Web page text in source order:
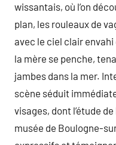
wissantais, où l’on
plan, les rouleaux de
avec le ciel clair
la mère se penche,
jambes dans la mer.
scène séduit
visages, dont l’étude
musée de Boulogne-